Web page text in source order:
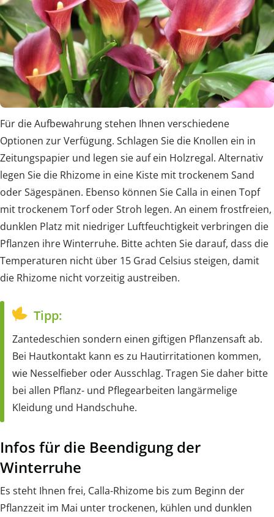
Für die Aufbewahrung stehen Ihnen verschiedene
Optionen zur Verfügung. Schlagen Sie die Knollen ein in
Zeitungspapier und legen sie auf ein Holzregal. Alternativ
legen Sie die Rhizome in eine Kiste mit trockenem Sand
oder Sägespänen. Ebenso können Sie Calla in einen Topf
mit trockenem Torf oder Stroh legen. An einem frostfreien,
dunklen Platz mit niedriger Luftfeuchtigkeit verbringen die
Pflanzen ihre Winterruhe. Bitte achten Sie darauf, dass die
Temperaturen nicht über 15 Grad Celsius steigen, damit
die Rhizome nicht vorzeitig austreiben.
Tipp:
Zantedeschien sondern einen giftigen Pflanzensaft ab.
Bei Hautkontakt kann es zu Hautirritationen kommen,
wie Nesselfieber oder Ausschlag. Tragen Sie daher bitte
bei allen Pflanz- und Pflegearbeiten langärmelige
Kleidung und Handschuhe.
Infos für die Beendigung der
Winterruhe
Es steht Ihnen frei, Calla-Rhizome bis zum Beginn der
Pflanzzeit im Mai unter trockenen, kühlen und dunklen